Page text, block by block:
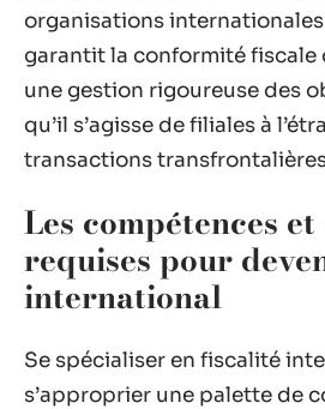
organisations
garantit la conformité fiscale
une gestion rigoureuse des
qu’il s’agisse de filiales à
transactions
Les compétences
requises pour
international
Se spécialiser en fiscalité
s’approprier une palette de